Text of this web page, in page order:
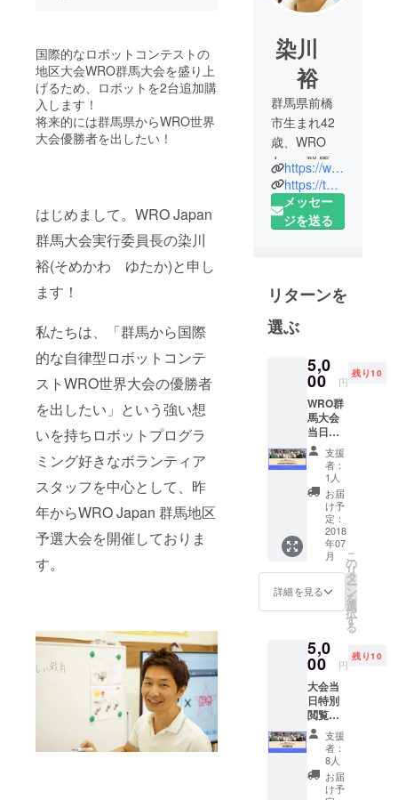
国際的なロボットコンテストの
地区大会WRO群馬大会を盛り上
げるため、ロボットを2台追加購
入します！
将来的には群馬県からWRO世界
大会優勝者を出したい！
はじめまして。WRO Japan
群馬大会実行委員長の染川
裕(そめかわ ゆたか)と申し
ます！
私たちは、「群馬から国際
的な自律型ロボットコンテ
ストWRO世界大会の優勝者
を出したい」という強い想
いを持ちロボットプログラ
ミング好きなボランティア
スタッフを中心として、昨
年からWRO Japan 群馬地区
予選大会を開催しておりま
す。
染川
裕
群馬県前橋
市生まれ42
歳、WRO
Japan群馬大
会実行委員
長の染川 裕
と申しま
変わる、子
どもが変わ
れば未来が
変わるを基
本理念と
し、子ども
の為のロ
ボット制作×
プログラミ
ング教室の
「ロボ団」
で子どもた
ちにロボッ
トプログラ
ミングの楽
しさを伝え
ています。
馬からWRO
世界大会優
勝者を出す
ため、新し
い時代に必
要な力を育
てるため、
そのために
https://wro-gunma.com/
https://twitter.com/somyu
メッセー
ジを送る
リターンを
選ぶ
5,0
00 円
残り10
WRO群
馬大会
当日、
午前中
に行わ
れるミ
ニロボ
コン参
加費(ス
タッフ
がサ
ポート
します
ので、
ロボッ
ト制作
グラミ
ングを
やった
ことが
ないと
いう子
供でも
大丈夫
です。)
ロボッ
ト制作×
支援
者：
1人
お届
け予
定：
2018
年07
月
詳細を見る
こ
の
リ
タ
ー
ン
を
選
択
す
る
5,0
00 円
残り10
大会当
日特別
閲覧席
確保＋
ロボコ
ンスポ
ンサー
として
支援
者：
8人
お届
け予